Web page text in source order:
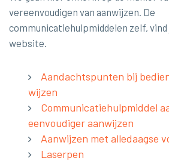
vereenvoudigen van aanwijzen. De
communicatiehulpmiddelen zelf, vind
website.
Aandachtspunten bij
wijzen
Communicatiehulpmiddel
eenvoudiger aanwijzen
Aanwijzen met alledaagse
Laserpen